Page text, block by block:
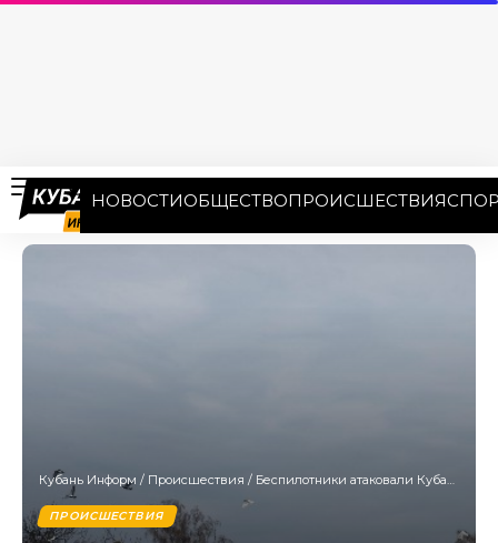
НОВОСТИОБЩЕСТВОПРОИСШЕСТВИЯ
Кубань Информ / Происшествия / Беспилотники атаковали Кубань накануне Крещения: пострадал местный житель, дома и объекты инфраструктуры
ПРОИСШЕСТВИЯ